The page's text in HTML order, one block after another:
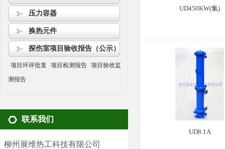
压力容器
换热元件
探伤室项目验收报告（公示）
项目环评批复 项目检测报告 项目验收监
测报告
联系我们
柳州展维热工科技有限公司
UD450KW(氯)
UD8.1A